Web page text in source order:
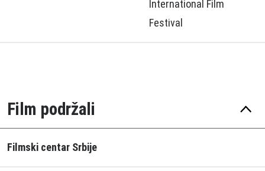
International Film
Festival
Film podržali
Filmski centar Srbije